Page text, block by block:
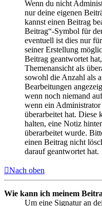
Wenn du nicht
nur deine eigenen
kannst einen Beitrag
Beitrag“-Symbol für
eventuell ist dies nur
seiner Erstellung
Beitrag geantwortet
Themenansicht als
sowohl die Anzahl als
Bearbeitungen
wenn noch niemand
wenn ein
überarbeitet hat. Diese
halten, eine Notiz
überarbeitet wurde.
einen Beitrag nicht
darauf geantwortet hat.
Nach oben
Wie kann ich meinem
Um eine Signatur an